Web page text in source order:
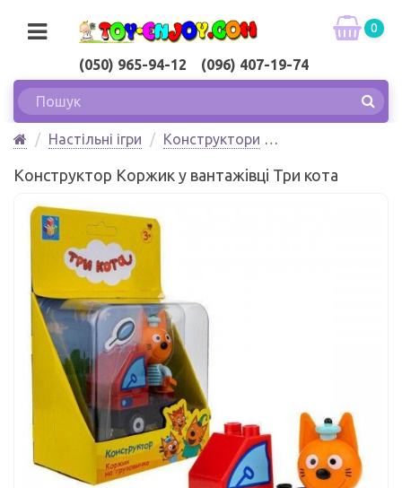
(050) 965-94-12 (096) 407-19-74
0
Настільні ігри
Конструктори
Конструктор Коржик у вантажівці Три кота